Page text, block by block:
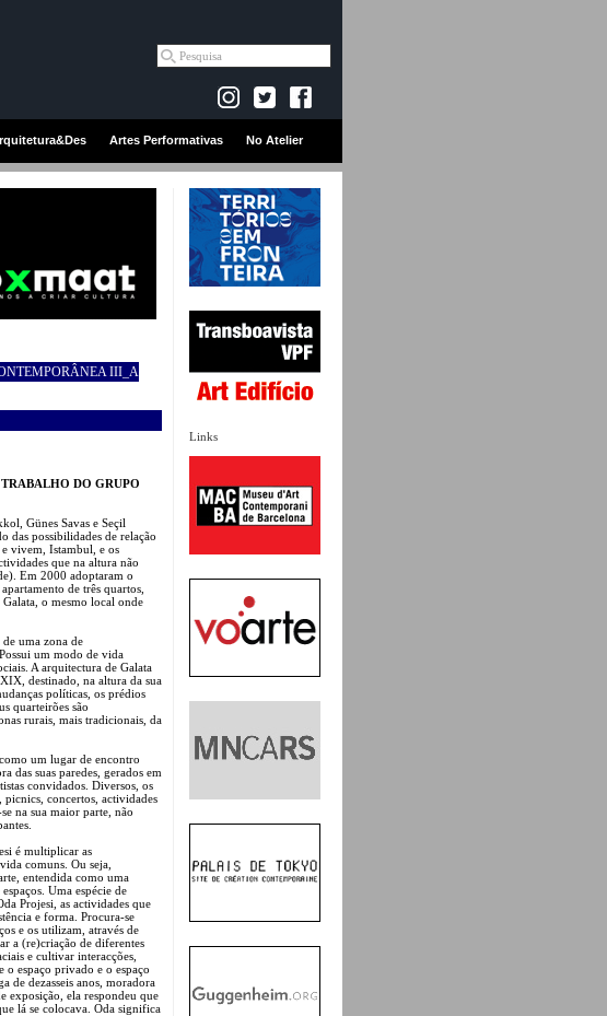
Artes Performativas No Atelier
Links
III_A
DO GRUPO
Günes Savas e Seçil
das possibilidades de relação
e vivem, Istambul, e os
que na altura não
Em 2000 adoptaram o
de três quartos,
o mesmo local onde
uma zona de
um modo de vida
A arquitectura de Galata
destinado, na altura da sua
políticas, os prédios
quarteirões são
rurais, mais tradicionais, da
um lugar de encontro
das suas paredes, gerados em
convidados. Diversos, os
picnics, concertos, actividades
na sua maior parte, não
é multiplicar as
comuns. Ou seja,
entendida como uma
Uma espécie de
Projesi, as actividades que
e forma. Procura-se
e os utilizam, através de
a (re)criação de diferentes
e cultivar interacções,
o espaço privado e o espaço
de dezasseis anos, moradora
exposição, ela respondeu que
lá se colocava. Oda significa